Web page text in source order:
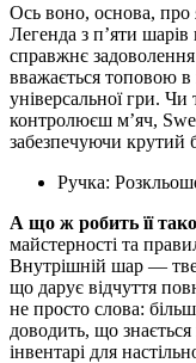
Ось воно, основа,
Легенда з п’яти шарів
справжнє
вважається топовою в
універсальної гри.
контролюєш м’яч,
забезпечуючи крутий
Ручка:
А що ж робить її
майстерності та
Внутрішній шар —
що дарує відчуття
не просто слова:
доводить, що
інвентарі для